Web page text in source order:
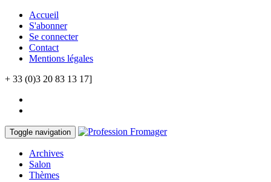
Accueil
S'abonner
Se connecter
Contact
Mentions légales
+ 33 (0)3 20 83 13 17]
Toggle navigation
Archives
Salon
Thèmes